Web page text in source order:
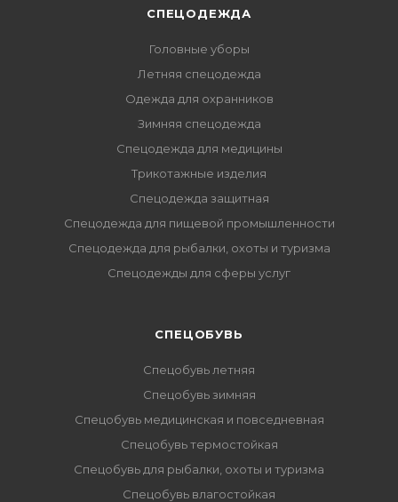
СПЕЦОДЕЖДА
Головные уборы
Летняя спецодежда
Одежда для охранников
Зимняя спецодежда
Спецодежда для медицины
Трикотажные изделия
Спецодежда защитная
Спецодежда для пищевой промышленности
Спецодежда для рыбалки, охоты и туризма
Спецодежды для сферы услуг
CПЕЦОБУВЬ
Спецобувь летняя
Спецобувь зимняя
Спецобувь медицинская и повседневная
Спецобувь термостойкая
Спецобувь для рыбалки, охоты и туризма
Спецобувь влагостойкая